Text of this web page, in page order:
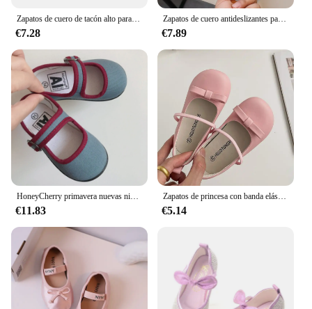
Zapatos de cuero de tacón alto para niña, calzado de primavera para niño de mediana edad, blanco, para anfitrión de boda, zapatos de vestir de princesa
€7.28
Zapatos de cuero antideslizantes para niñas, zapatillas de Ballet de princesa, con hebilla de diamantes de imitación, planos, informales, para fiesta de boda, 2024
€7.89
HoneyCherry primavera nuevas niñas zapatos sin cordones de fondo suave jardín de infantes interior boca cuadrada zapatos de lona para bebés
€11.83
Zapatos de princesa con banda elástica para niños, bailarinas suaves poco profundas para niñas pequeñas, zapatos de ocio de cuero Pu, cuatro colores, 23-32
€5.14